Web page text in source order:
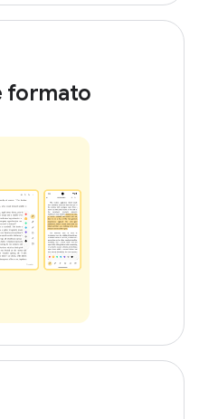
formato